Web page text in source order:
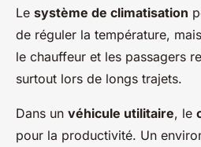
Le système de climatisation
de réguler la température,
le chauffeur et les passagers
surtout lors de longs trajets.
Dans un véhicule utilitaire, le
pour la productivité. Un